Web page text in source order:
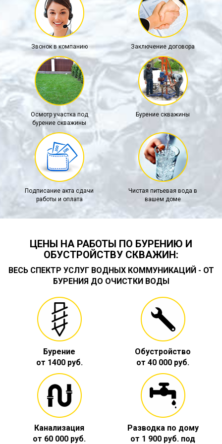
Звонок в компанию Заключение договора
Осмотр участка под
бурение скважины
Бурение скважины
Подписание акта сдачи
работы и оплата
Чистая питьевая вода в
вашем доме
ЦЕНЫ НА РАБОТЫ ПО БУРЕНИЮ И
ОБУСТРОЙСТВУ СКВАЖИН:
ВЕСЬ СПЕКТР УСЛУГ ВОДНЫХ КОММУНИКАЦИЙ - ОТ
БУРЕНИЯ ДО ОЧИСТКИ ВОДЫ
Бурение
от 1400 руб.
Обустройство
от 40 000 руб.
Канализация
от 60 000 руб.
Разводка по дому
от 1 900 руб. под